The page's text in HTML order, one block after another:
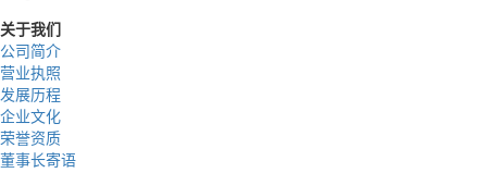
关于我们
公司简介
营业执照
发展历程
企业文化
荣誉资质
董事长寄语